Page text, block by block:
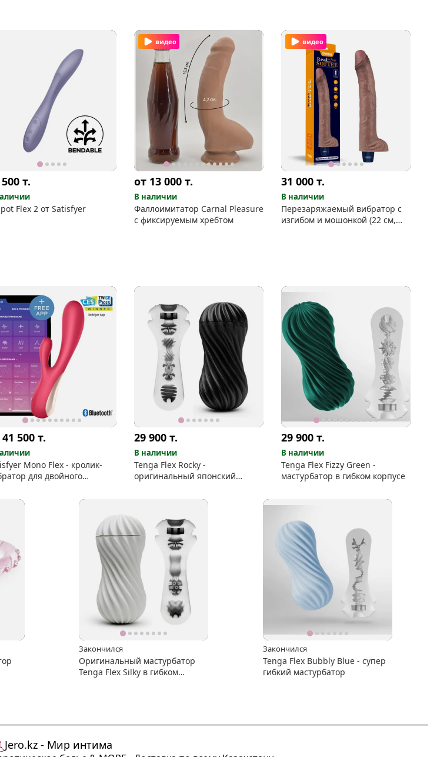
т.
Flex 2 от Satisfyer
видео
от 13 000 т.
В наличии
Фаллоимитатор Carnal Pleasure
с фиксируемым хребтом
видео
31 000 т.
В наличии
Перезаряжаемый вибратор с
изгибом и мошонкой (22 см,
500 т.
Mono Flex - кролик-
для двойного
29 900 т.
В наличии
Tenga Flex Rocky -
оригинальный японский
29 900 т.
В наличии
Tenga Flex Fizzy Green -
мастурбатор в гибком корпусе
Закончился
Оригинальный мастурбатор
Tenga Flex Silky в гибком
Закончился
Tenga Flex Bubbly Blue - супер
гибкий мастурбатор
Jero.kz - Мир интима